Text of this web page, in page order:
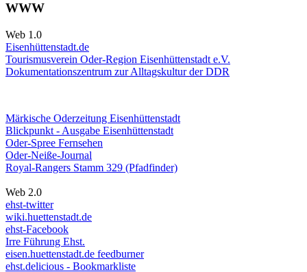
WWW
Web 1.0
Eisenhüttenstadt.de
Tourismusverein Oder-Region Eisenhüttenstadt e.V.
Dokumentationszentrum zur Alltagskultur der DDR
Märkische Oderzeitung Eisenhüttenstadt
Blickpunkt - Ausgabe Eisenhüttenstadt
Oder-Spree Fernsehen
Oder-Neiße-Journal
Royal-Rangers Stamm 329 (Pfadfinder)
Web 2.0
ehst-twitter
wiki.huettenstadt.de
ehst-Facebook
Irre Führung Ehst.
eisen.huettenstadt.de feedburner
ehst.delicious - Bookmarkliste